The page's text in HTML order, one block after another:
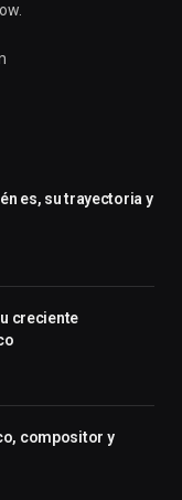
es, su trayectoria y
creciente
compositor y